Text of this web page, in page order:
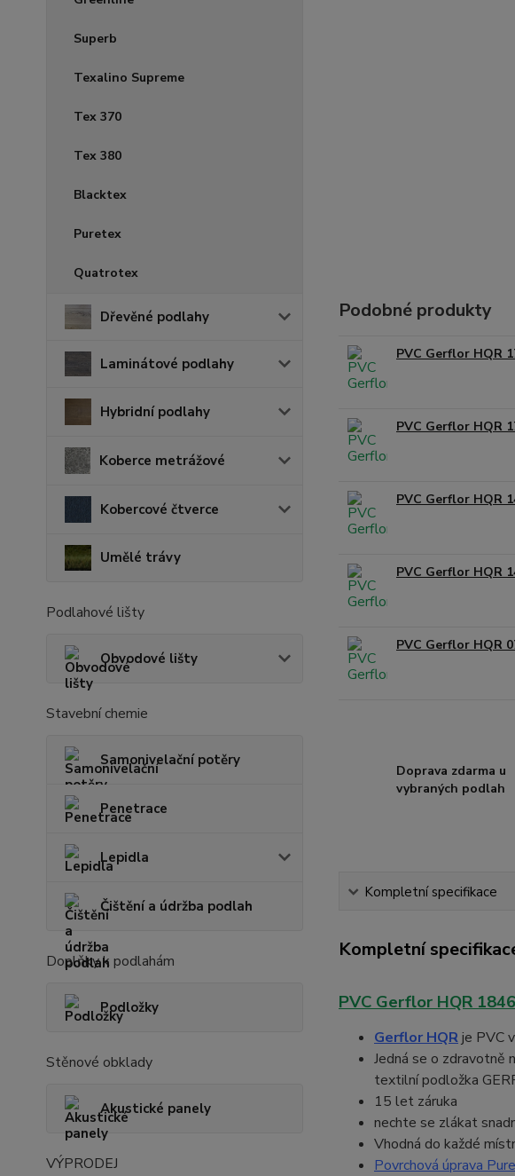
Superb
Texalino Supreme
Tex 370
Tex 380
Blacktex
Puretex
Quatrotex
Dřevěné podlahy
Laminátové podlahy
Hybridní podlahy
Koberce metrážové
Kobercové čtverce
Umělé trávy
Podlahové lišty
Obvodové lišty
Stavební chemie
Samonivelační potěry
Penetrace
Lepidla
Čištění a údržba podlah
Doplňky k podlahám
Podložky
Stěnové obklady
Akustické panely
VÝPRODEJ
Podobné produkty
PVC Gerflor HQR
PVC Gerflor HQR
PVC Gerflor HQR
PVC Gerflor HQR
PVC Gerflor HQR
Doprava zdarma u
vybraných podlah
Kompletní specifikace
Kompletní
PVC Gerflor HQR
Gerflor HQRje PVC
Jedná se o zdravotně
textilní podložka
15 let záruka
nechte se zlákat
Vhodná do každé
Povrchová úprava